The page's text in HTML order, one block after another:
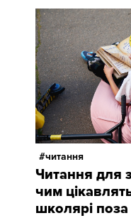
читання
Читання для
чим
школярі